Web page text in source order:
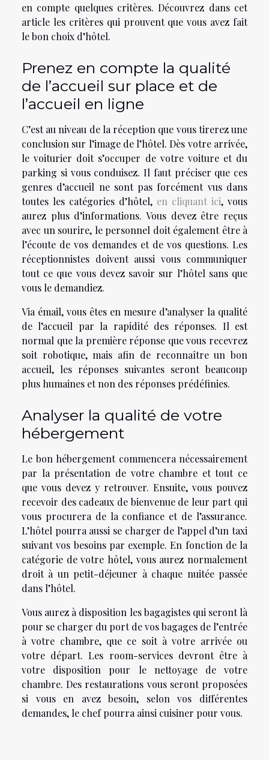
en compte quelques critères. Découvrez dans cet
article les critères qui prouvent que vous avez fait
le bon choix d’hôtel.
Prenez en compte la qualité
de l’accueil sur place et de
l’accueil en ligne
C’est au niveau de la réception que vous tirerez une
conclusion sur l’image de l’hôtel. Dès votre arrivée,
le voiturier doit s’occuper de votre voiture et du
parking si vous conduisez. Il faut préciser que ces
genres d’accueil ne sont pas forcément vus dans
toutes les catégories d’hôtel, en cliquant ici, vous
aurez plus d’informations. Vous devez être reçus
avec un sourire, le personnel doit également être à
l’écoute de vos demandes et de vos questions. Les
réceptionnistes doivent aussi vous communiquer
tout ce que vous devez savoir sur l’hôtel sans que
vous le demandiez.
Via émail, vous êtes en mesure d’analyser la qualité
de l’accueil par la rapidité des réponses. Il est
normal que la première réponse que vous recevrez
soit robotique, mais afin de reconnaître un bon
accueil, les réponses suivantes seront beaucoup
plus humaines et non des réponses prédéfinies.
Analyser la qualité de votre
hébergement
Le bon hébergement commencera nécessairement
par la présentation de votre chambre et tout ce
que vous devez y retrouver. Ensuite, vous pouvez
recevoir des cadeaux de bienvenue de leur part qui
vous procurera de la confiance et de l’assurance.
L’hôtel pourra aussi se charger de l’appel d’un taxi
suivant vos besoins par exemple. En fonction de la
catégorie de votre hôtel, vous aurez normalement
droit à un petit-déjeuner à chaque nuitée passée
dans l’hôtel.
Vous aurez à disposition les bagagistes qui seront là
pour se charger du port de vos bagages de l’entrée
à votre chambre, que ce soit à votre arrivée ou
votre départ. Les room-services devront être à
votre disposition pour le nettoyage de votre
chambre. Des restaurations vous seront proposées
si vous en avez besoin, selon vos différentes
demandes, le chef pourra ainsi cuisiner pour vous.